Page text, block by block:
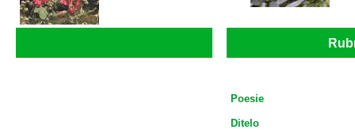
Poesie
Ditelo